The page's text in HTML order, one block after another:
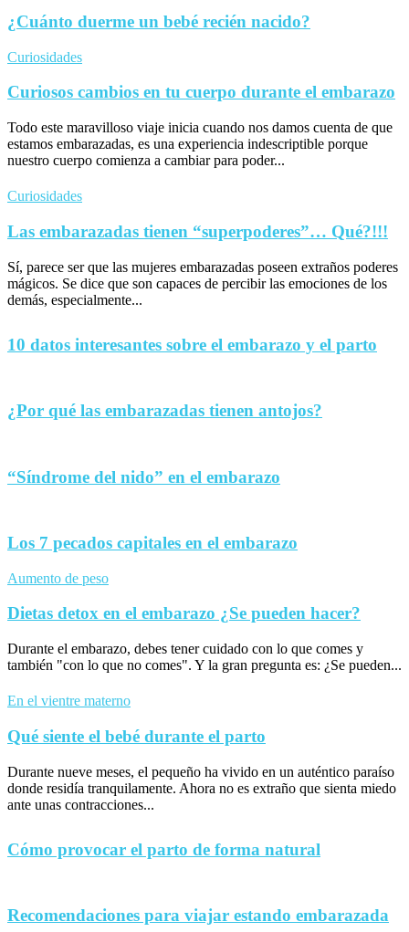
¿Cuánto duerme un bebé recién nacido?
Curiosidades
Curiosos cambios en tu cuerpo durante el embarazo
Todo este maravilloso viaje inicia cuando nos damos cuenta de que
estamos embarazadas, es una experiencia indescriptible porque
nuestro cuerpo comienza a cambiar para poder...
Curiosidades
Las embarazadas tienen “superpoderes”… Qué?!!!
Sí, parece ser que las mujeres embarazadas poseen extraños poderes
mágicos. Se dice que son capaces de percibir las emociones de los
demás, especialmente...
10 datos interesantes sobre el embarazo y el parto
¿Por qué las embarazadas tienen antojos?
“Síndrome del nido” en el embarazo
Los 7 pecados capitales en el embarazo
Aumento de peso
Dietas detox en el embarazo ¿Se pueden hacer?
Durante el embarazo, debes tener cuidado con lo que comes y
también "con lo que no comes". Y la gran pregunta es: ¿Se pueden...
En el vientre materno
Qué siente el bebé durante el parto
Durante nueve meses, el pequeño ha vivido en un auténtico paraíso
donde residía tranquilamente. Ahora no es extraño que sienta miedo
ante unas contracciones...
Cómo provocar el parto de forma natural
Recomendaciones para viajar estando embarazada